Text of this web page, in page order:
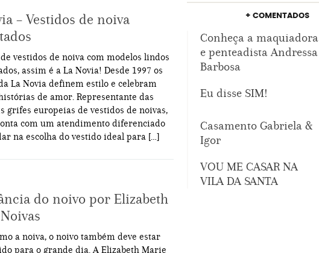
– Vestidos de noiva
vestidos de noiva com modelos lindos
assim é a La Novia! Desde 1997 os
La Novia definem estilo e celebram
de amor. Representante das
grifes europeias de vestidos de noivas,
com um atendimento diferenciado
na escolha do vestido ideal para […]
do noivo por Elizabeth
a noiva, o noivo também deve estar
para o grande dia. A Elizabeth Marie
+ COMENTADOS
Conheça a maquiadora
e penteadista Andressa
Barbosa
Eu disse SIM!
Casamento Gabriela &
Igor
VOU ME CASAR NA
VILA DA SANTA